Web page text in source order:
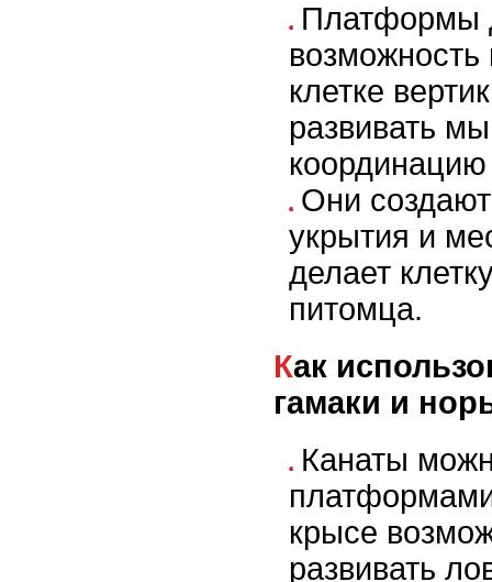
Платформы
клетке
развивать
Они
укрытия и
делает
питомца.
Как использовать канаты,
гамаки и
Канаты
крысе
развивать